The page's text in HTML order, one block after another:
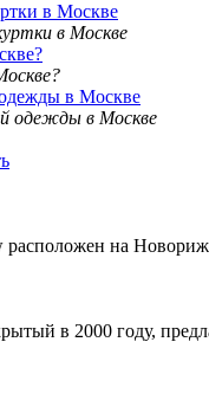
в Москве
в Москве
на
в 2000 году,